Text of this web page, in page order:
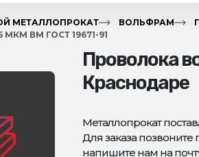
МЕТАЛЛОПРОКАТ ВОЛЬФРАМ
ВМ ГОСТ 19671-91
Проволока
Краснодаре
Металлопрокат
Для заказа позвоните
напишите нам на